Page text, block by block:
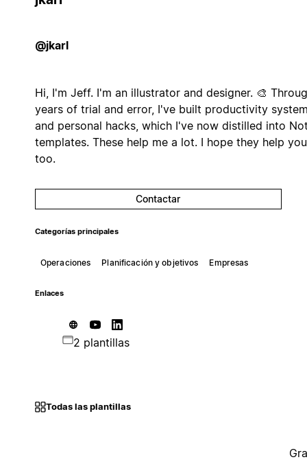
@jkarl
Hi, I'm Jeff. I'm an illustrator and designer. 🎨
years of trial and error, I've built productivity
and personal hacks, which I've now distilled into
templates. These help me a lot. I hope they help you
too.
Contactar
Categorías principales
Operaciones Planificación y objetivos Empresas
Enlaces
2 plantillas
Todas las plantillas